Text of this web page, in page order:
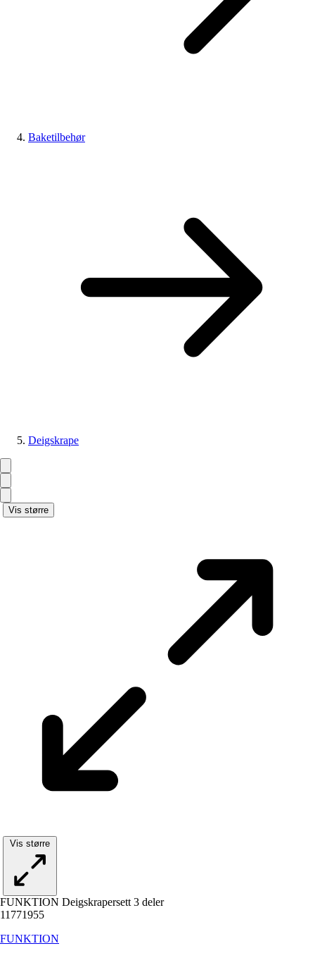
Baketilbehør
Deigskrape
Vis større
Vis større
FUNKTION Deigskrapersett 3 deler
11771955
FUNKTION